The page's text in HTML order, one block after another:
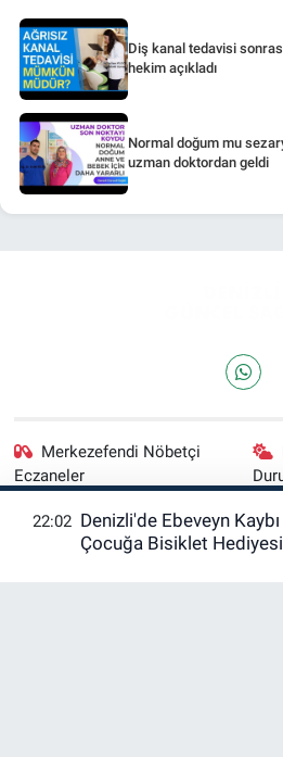
Diş kanal tedavisi
hekim açıkladı
Normal doğum mu
uzman doktordan geldi
Merkezefendi Nöbetçi
Eczaneler
Merkezefendi Trafik
Yoğunluk Haritası
22:02 Denizli'de Ebeveyn
Çocuğa Bisiklet Hediyesi